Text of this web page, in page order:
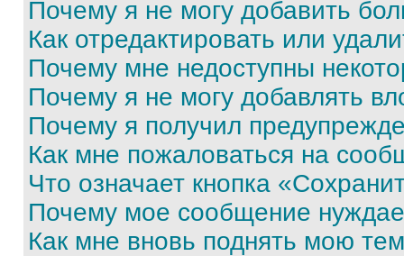
Почему я не могу добавить
Как отредактировать или
Почему мне недоступны
Почему я не могу добавлять
Почему я получил
Как мне пожаловаться на
Что означает кнопка
Почему мое сообщение
Как мне вновь поднять мою